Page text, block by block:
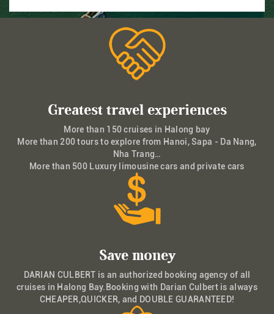
Greatest travel experiences
More than 150 cruises in Halong bay
More than 200 tours to explore from Hanoi, Sapa - Da Nang,
Nha Trang…
More than 500 Luxury limousine cars and private cars
Save money
DARIAN CULBERT is an authorized booking agency of all
cruises in Halong Bay.Booking with Darian Culbert is always
CHEAPER,QUICKER, and DOUBLE GUARANTEED!